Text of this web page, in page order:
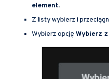
element.
Z listy wybierz i
Wybierz opcję Wybierz